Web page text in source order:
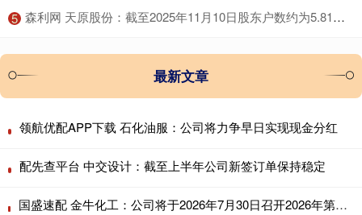
5 ​森利网 天原股份：截至2025年11月10日股东户数约为5.81万户
最新文章
领航优配APP下载 石化油服：公司将力争早日实现现金分红
配先查平台 中交设计：截至上半年公司新签订单保持稳定
国盛速配 金牛化工：公司将于2026年7月30日召开2026年第二次临时股东会